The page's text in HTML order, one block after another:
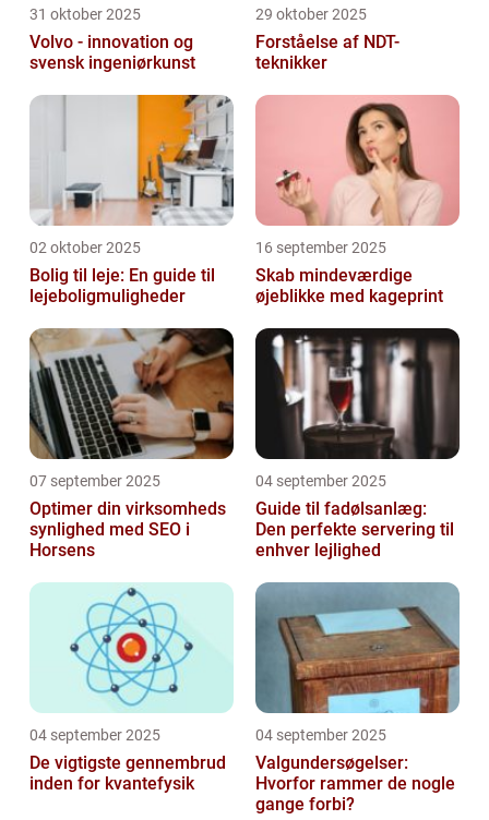
31 oktober 2025
Volvo - innovation og
svensk ingeniørkunst
29 oktober 2025
Forståelse af NDT-
teknikker
02 oktober 2025
Bolig til leje: En guide til
lejeboligmuligheder
16 september 2025
Skab mindeværdige
øjeblikke med kageprint
07 september 2025
Optimer din virksomheds
synlighed med SEO i
Horsens
04 september 2025
Guide til fadølsanlæg:
Den perfekte servering til
enhver lejlighed
04 september 2025
De vigtigste gennembrud
inden for kvantefysik
04 september 2025
Valgundersøgelser:
Hvorfor rammer de nogle
gange forbi?